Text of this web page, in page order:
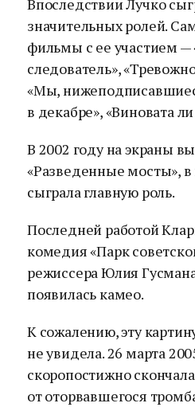
Впоследствии Лучко
значительных ролей.
фильмы с ее участием —
следователь»,
«Мы,
в декабре», «Виновата
В 2002 году на экраны
«Разведенные мосты»,
сыграла главную роль.
Последней работой
комедия «Парк
режиссера Юлия
появилась камео.
К сожалению, эту
не увидела. 26 марта
скоропостижно
от оторвавшегося